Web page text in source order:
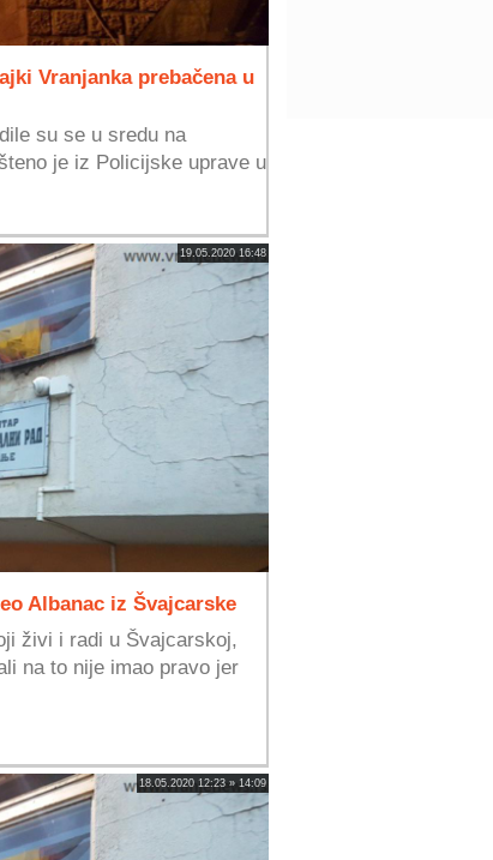
Vranjanka prebačena u
su se u sredu na
je iz Policijske uprave u
19.05.2020 16:48
Albanac iz Švajcarske
živi i radi u Švajcarskoj,
na to nije imao pravo jer
18.05.2020 12:23 » 14:09